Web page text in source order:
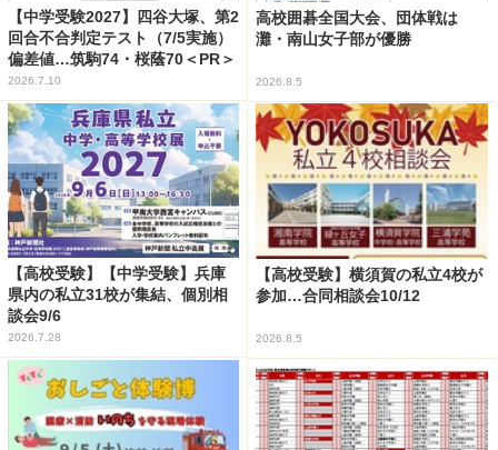
【中学受験2027】四谷大塚、第2
回合不合判定テスト（7/5実施）
偏差値…筑駒74・桜蔭70＜PR＞
2026.7.10
高校囲碁全国大会、団体戦は
灘・南山女子部が優勝
2026.8.5
【高校受験】【中学受験】兵庫
県内の私立31校が集結、個別相
談会9/6
2026.7.28
【高校受験】横須賀の私立4校が
参加…合同相談会10/12
2026.8.5